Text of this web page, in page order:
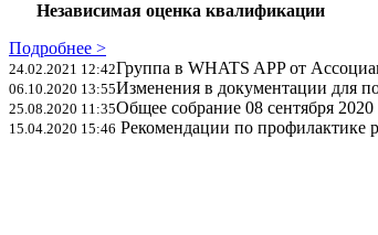
Независимая оценка квалификации
Подробнее >
24.02.2021 12:42Группа в WHATS APP от
06.10.2020 13:55Изменения в документации для
25.08.2020 11:35Общее собрание 08 сентября 2020
15.04.2020 15:46 Рекомендации по профилактике